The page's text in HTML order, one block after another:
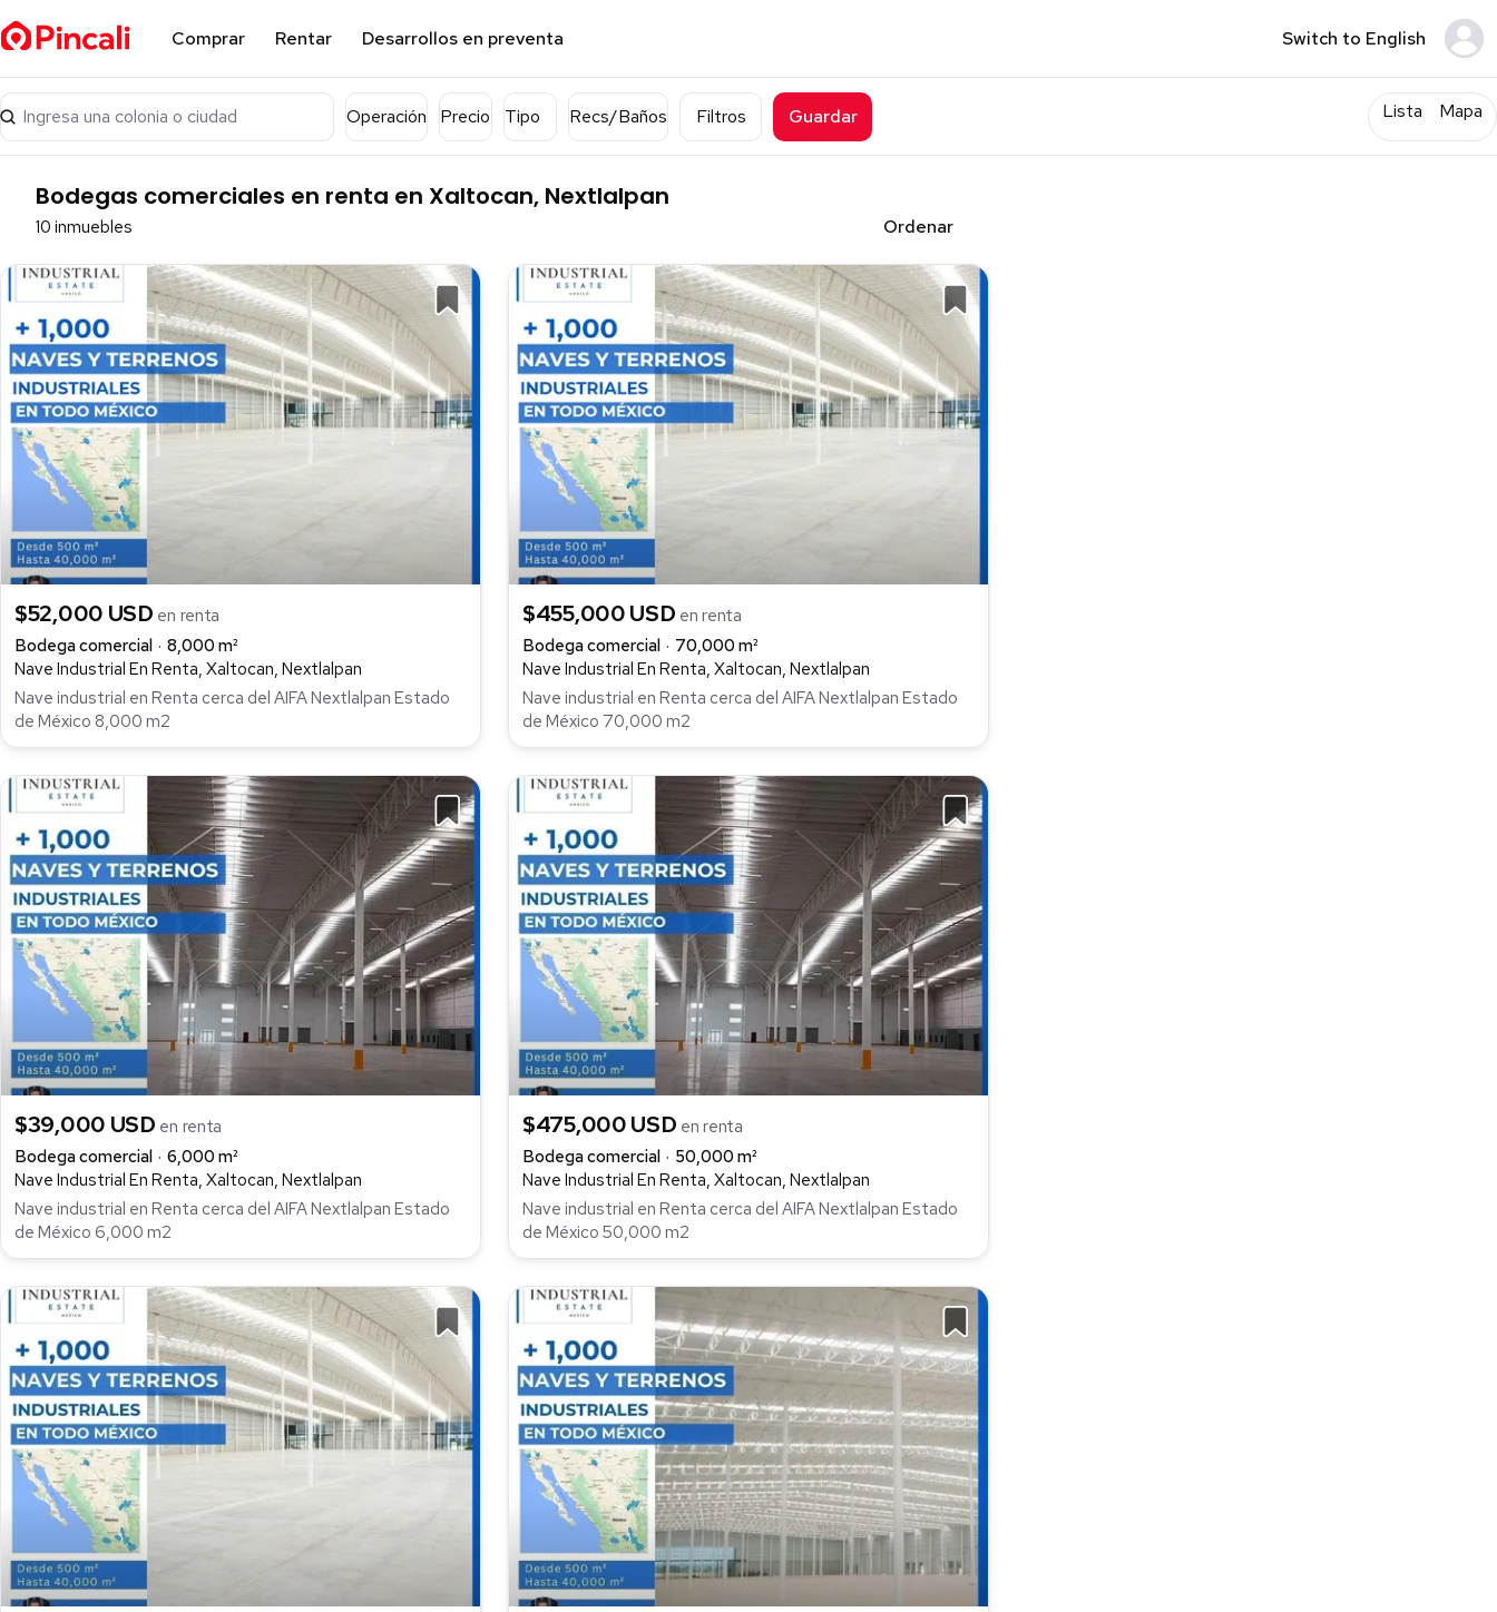
Comprar Rentar Desarrollos en preventa Switch to English
Ingresa una colonia o ciudad Operación Precio Tipo Recs/Baños Filtros Guardar Lista Mapa
Bodegas comerciales en renta en Xaltocan, Nextlalpan
10 inmuebles Ordenar
$52,000 USD en renta
Bodega comercial
8,000 m²
Nave Industrial En Renta, Xaltocan, Nextlalpan
Nave industrial en Renta cerca del AIFA Nextlalpan Estado
de México 8,000 m2
$455,000 USD en renta
Bodega comercial
70,000 m²
Nave Industrial En Renta, Xaltocan, Nextlalpan
Nave industrial en Renta cerca del AIFA Nextlalpan Estado
de México 70,000 m2
$39,000 USD en renta
Bodega comercial
6,000 m²
Nave Industrial En Renta, Xaltocan, Nextlalpan
Nave industrial en Renta cerca del AIFA Nextlalpan Estado
de México 6,000 m2
$475,000 USD en renta
Bodega comercial
50,000 m²
Nave Industrial En Renta, Xaltocan, Nextlalpan
Nave industrial en Renta cerca del AIFA Nextlalpan Estado
de México 50,000 m2